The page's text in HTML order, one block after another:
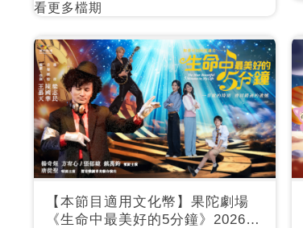
看更多檔期
【本節目適用文化幣】果陀劇場
《生命中最美好的5分鐘》2026音